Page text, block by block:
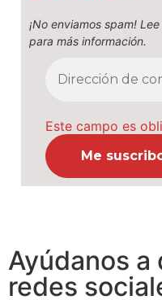
¡No enviamos spam!
para más información.
Este campo es
Ayúdanos
redes